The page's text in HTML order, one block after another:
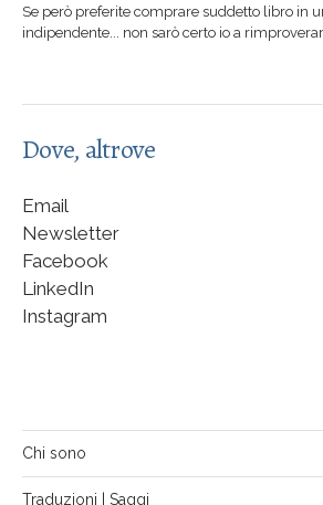
Se però preferite comprare suddetto libro in
indipendente... non sarò certo io a
Dove, altrove
Email
Newsletter
Facebook
LinkedIn
Instagram
Chi sono
Traduzioni | Saggi